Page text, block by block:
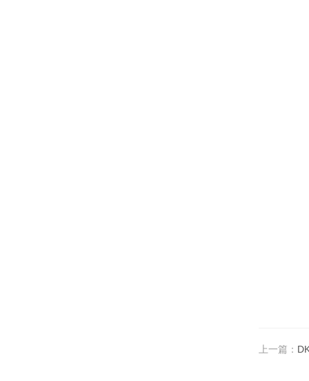
上一篇：